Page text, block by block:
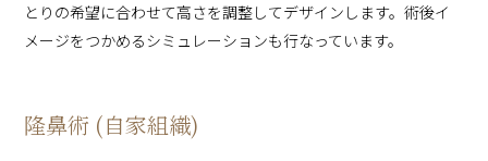
とりの希望に合わせて高さを調整してデザインします。術後イ
メージをつかめるシミュレーションも行なっています。
隆鼻術 (自家組織)